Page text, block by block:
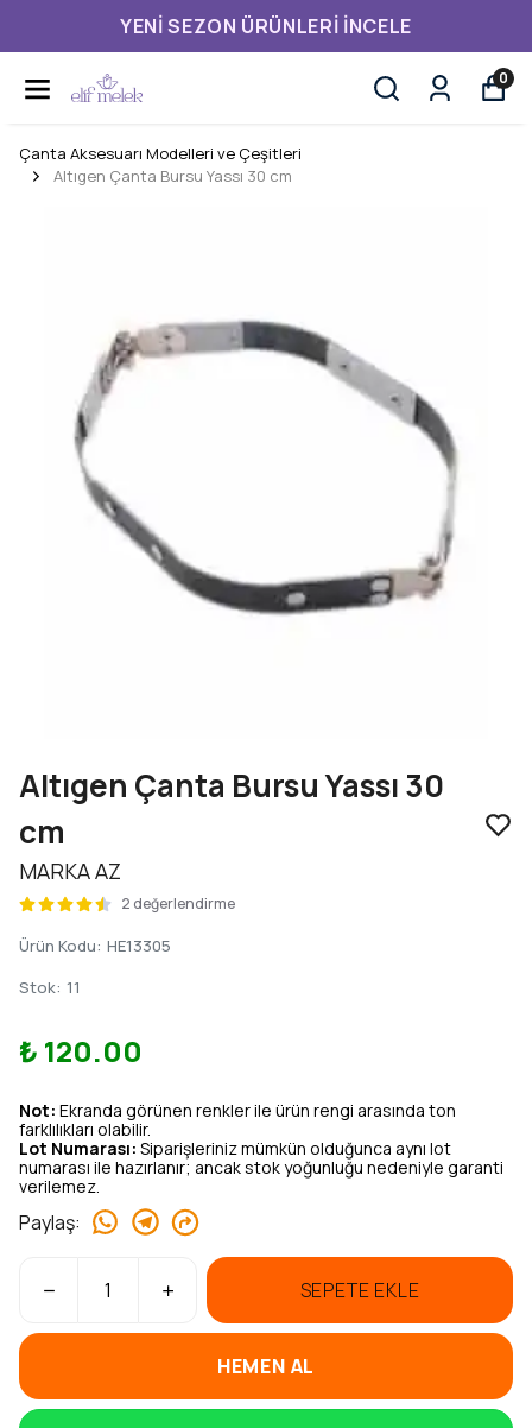
YENI SEZON ÜRÜNLERI İNCELE
0
Çanta Aksesuarı Modelleri ve Çeşitleri
Altıgen Çanta Bursu Yassı 30 cm
Altıgen Çanta Bursu Yassı 30
cm
MARKA AZ
2 değerlendirme
Ürün Kodu: HE13305
Stok: 11
₺ 120.00
Not: Ekranda görünen renkler ile ürün rengi arasında ton
farklılıkları olabilir.
Lot Numarası: Siparişleriniz mümkün olduğunca aynı lot
numarası ile hazırlanır; ancak stok yoğunluğu nedeniyle garanti
verilemez.
Paylaş:
SEPETE EKLE
HEMEN AL